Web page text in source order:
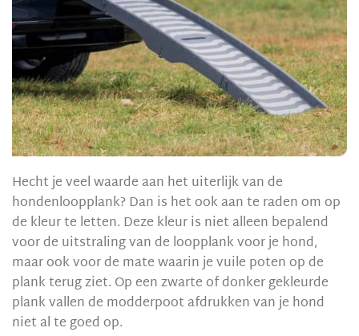
Hecht je veel waarde aan het uiterlijk van de
hondenloopplank? Dan is het ook aan te raden om op
de kleur te letten. Deze kleur is niet alleen bepalend
voor de uitstraling van de loopplank voor je hond,
maar ook voor de mate waarin je vuile poten op de
plank terug ziet. Op een zwarte of donker gekleurde
plank vallen de modderpoot afdrukken van je hond
niet al te goed op.